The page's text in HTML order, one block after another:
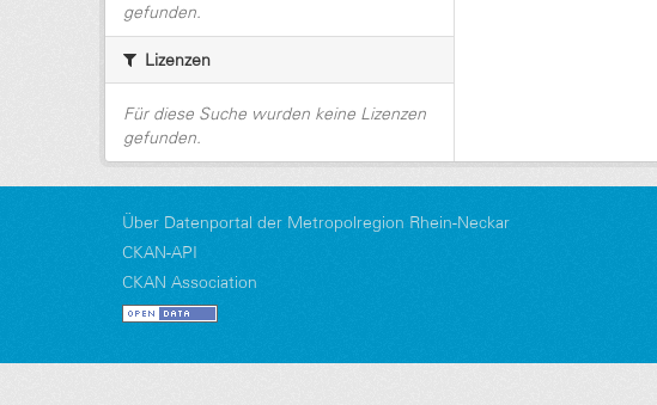
gefunden.
Lizenzen
Für diese Suche wurden keine Lizenzen
gefunden.
Über Datenportal der Metropolregion Rhein-Neckar
CKAN-API
CKAN Association